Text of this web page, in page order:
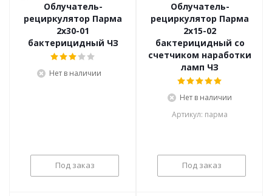
Облучатель-
рециркулятор Парма
2х30-01
бактерицидный ЧЗ
Нет в наличии
Под заказ
Облучатель-
рециркулятор Парма
2х15-02
бактерицидный со
счетчиком наработки
ламп ЧЗ
Нет в наличии
Артикул: парма
Под заказ